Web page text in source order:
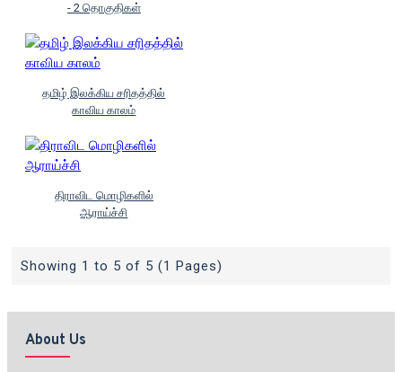
- 2 தொகுதிகள்
தமிழ் இலக்கிய சரிதத்தில்
காவிய காலம்
திராவிட மொழிகளில்
ஆராய்ச்சி
Showing 1 to 5 of 5 (1 Pages)
About Us